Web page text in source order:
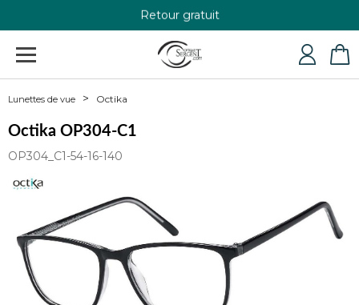
Retour gratuit
+33 4 79 24 76 84
Lunettes de vue Octika
Octika OP304-C1
OP304_C1-54-16-140